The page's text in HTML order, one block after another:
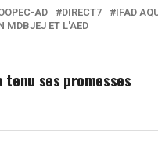
AD DIRECT7
IFAD
MDBJEJ ET L'AED
tenu ses promesses